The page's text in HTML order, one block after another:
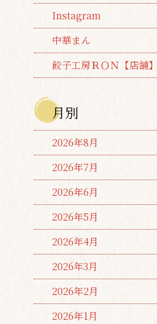
Instagram
中華まん
餃子工房ＲＯＮ【店舗】
月別
2026年8月
2026年7月
2026年6月
2026年5月
2026年4月
2026年3月
2026年2月
2026年1月